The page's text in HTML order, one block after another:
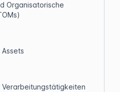
Organisatorische
Verarbeitungstätigkeiten